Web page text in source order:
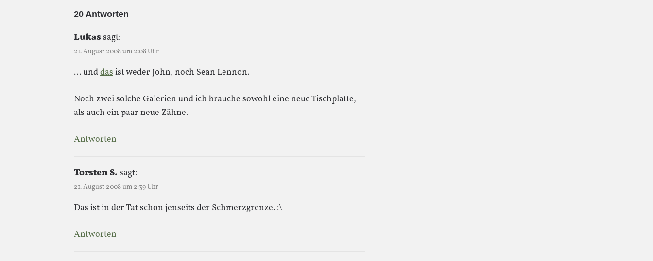
20 Antworten
Lukassagt:
21. August 2008 um 2:08 Uhr
… unddasist weder John, noch Sean Lennon.
Noch zwei solche Galerien und ich brauche sowohl eine neue Tischplatte,
als auch ein paar neue Zähne.
Antworten
Torsten S. sagt:
21. August 2008 um 2:39 Uhr
Das ist in der Tat schon jenseits der Schmerzgrenze. :\
Antworten